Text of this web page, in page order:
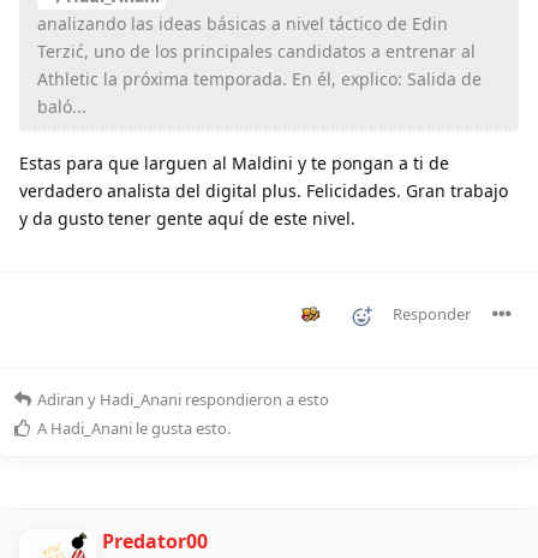
analizando las ideas básicas a nivel táctico de Edin
Terzić, uno de los principales candidatos a entrenar al
Athletic la próxima temporada. En él, explico: Salida de
baló...
Estas para que larguen al Maldini y te pongan a ti de
verdadero analista del digital plus. Felicidades. Gran trabajo
y da gusto tener gente aquí de este nivel.
Responder
Adiran y Hadi_Anani respondieron a esto
A Hadi_Anani le gusta esto.
Predator00